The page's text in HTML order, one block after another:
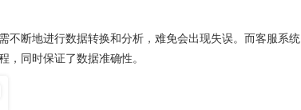
断地进行数据转换和分析，难免会出现失误。而客服系统
同时保证了数据准确性。